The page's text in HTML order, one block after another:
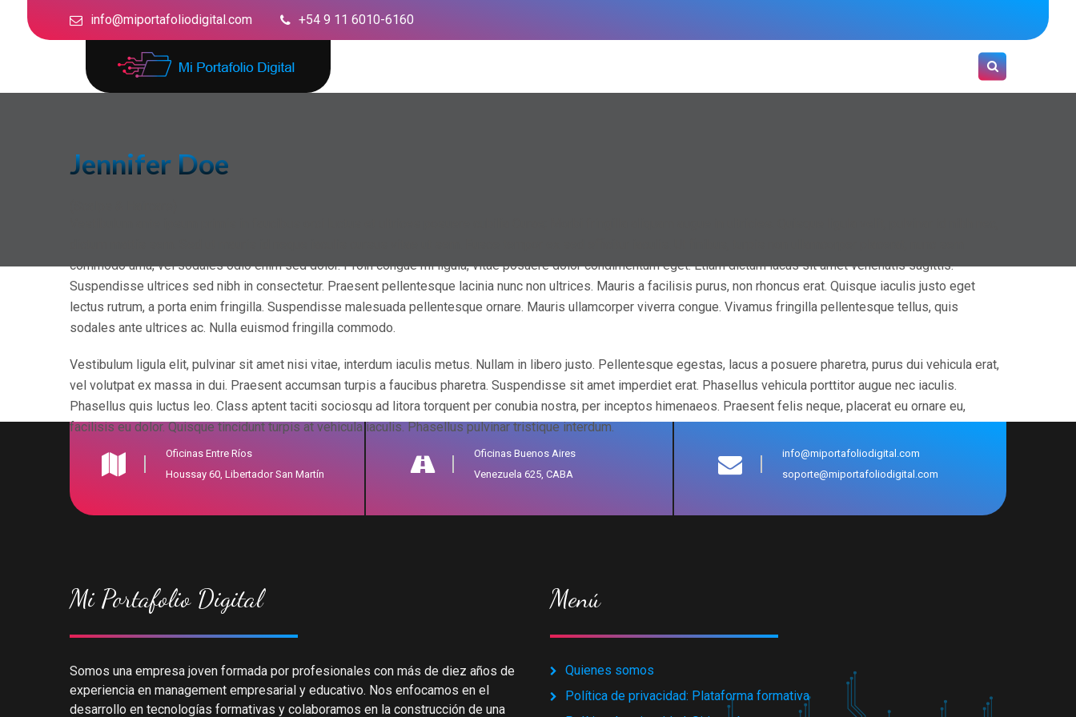
info@miportafoliodigital.com +54 9 11 6010-6160
Jennifer Doe
commodo urna, vel sodales odio enim sed dolor. Proin congue mi ligula, vitae posuere dolor condimentum eget. Etiam dictum lacus sit amet venenatis sagittis.
Suspendisse ultrices sed nibh in consectetur. Praesent pellentesque lacinia nunc non ultrices. Mauris a facilisis purus, non rhoncus erat. Quisque iaculis justo eget
lectus rutrum, a porta enim fringilla. Suspendisse malesuada pellentesque ornare. Mauris ullamcorper viverra congue. Vivamus fringilla pellentesque tellus, quis
sodales ante ultrices ac. Nulla euismod fringilla commodo.
Vestibulum ligula elit, pulvinar sit amet nisi vitae, interdum iaculis metus. Nullam in libero justo. Pellentesque egestas, lacus a posuere pharetra, purus dui vehicula erat,
vel volutpat ex massa in dui. Praesent accumsan turpis a faucibus pharetra. Suspendisse sit amet imperdiet erat. Phasellus vehicula porttitor augue nec iaculis.
Phasellus quis luctus leo. Class aptent taciti sociosqu ad litora torquent per conubia nostra, per inceptos himenaeos. Praesent felis neque, placerat eu ornare eu,
facilisis eu dolor. Quisque tincidunt turpis at vehicula iaculis. Phasellus pulvinar tristique interdum.
Oficinas Entre Ríos
Houssay 60, Libertador San Martín
Oficinas Buenos Aires
Venezuela 625, CABA
info@miportafoliodigital.com
soporte@miportafoliodigital.com
Mi Portafolio Digital
Somos una empresa joven formada por profesionales con más de diez años de
experiencia en management empresarial y educativo. Nos enfocamos en el
desarrollo en tecnologías formativas y colaboramos en la construcción de una
Menú
Quienes somos
Política de privacidad: Plataforma formativa